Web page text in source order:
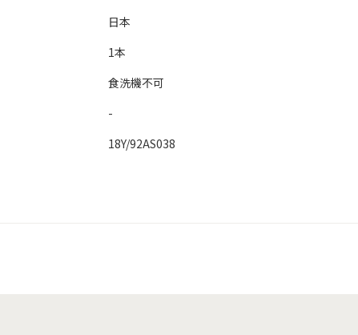
日本
1本
食洗機不可
-
18Y/92AS038